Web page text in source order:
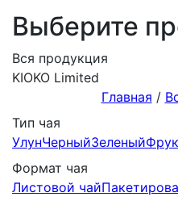
Выберите
Вся продукция
KIOKO Limited
Главная /
Тип чая
УлунЧерныйЗеленый
Формат чая
Листовой чай